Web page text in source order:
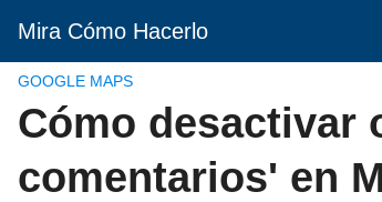
Mira Cómo Hacerlo
GOOGLE MAPS
Cómo desactivar
comentarios' en